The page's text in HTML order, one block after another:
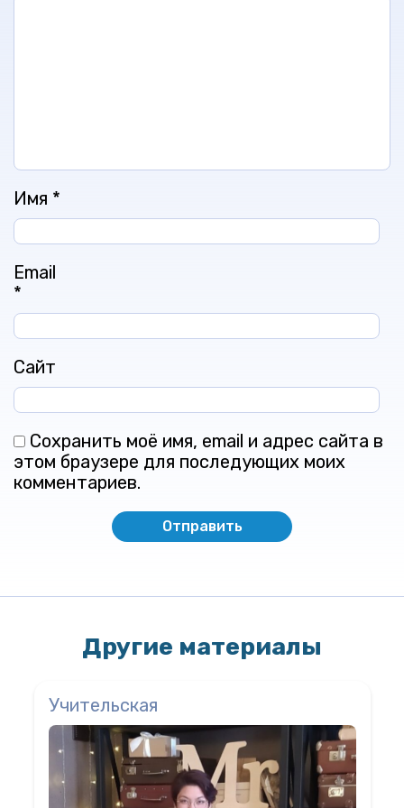
Имя *
Email
*
Сайт
Сохранить моё имя, email и адрес сайта в
этом браузере для последующих моих
комментариев.
Другие материалы
Учительская